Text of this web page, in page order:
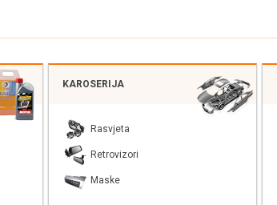
KAROSERIJA
Rasvjeta
Retrovizori
Maske